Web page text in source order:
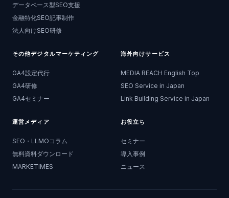
データベース型SEO支援
金融特化SEO記事制作
法人向けSEO研修
その他デジタルマーケティング
GA4設定代行
GA4研修
GA4セミナー
海外向けサービス
MEDIA REACH English Top
SEO Service in Japan
Link Building Service in Japan
運営メディア
SEO・LLMOコラム
無料資料ダウンロード
MARKETIMES
お役立ち
セミナー
導入事例
ニュース